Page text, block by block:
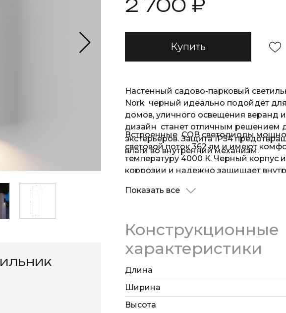
2 700 ₽
Купить
Настенный садово-парковый
Nork черный идеально подойдет
домов, уличного освещения веранд
дизайн станет отличным решением
экстерьеров. Защита IP54
влаги во внутренний механизм.
Встроенные COB светодиоды
световой поток 362 лм и имеют
температуру 4000 К. Черный корпус
коррозии и надежно защищает
Показать все
Конструкционные
характеристики
Длина
Ширина
Высота